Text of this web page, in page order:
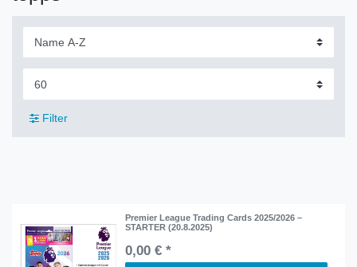
Filter
Premier League Trading Cards 2025/2026 –
STARTER (20.8.2025)
0,00 € *